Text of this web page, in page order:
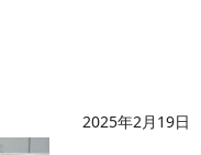
2025年2月19日